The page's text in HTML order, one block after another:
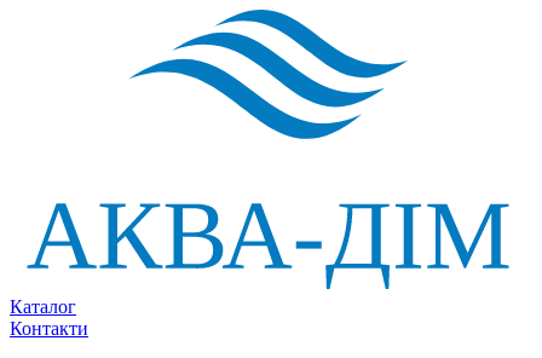
Каталог
Контакти